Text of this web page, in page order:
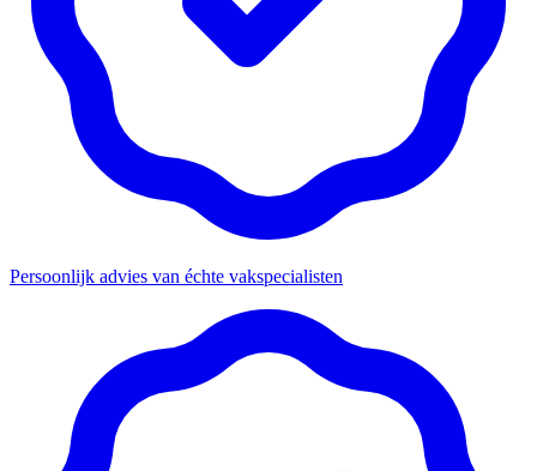
Persoonlijk advies van échte vakspecialisten